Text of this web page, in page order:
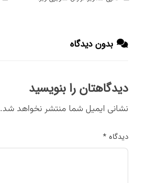
بدون دیدگاه
دیدگاهتان را بنویسید
نشانی ایمیل شما منتشر نخواهد شد.
دیدگاه *